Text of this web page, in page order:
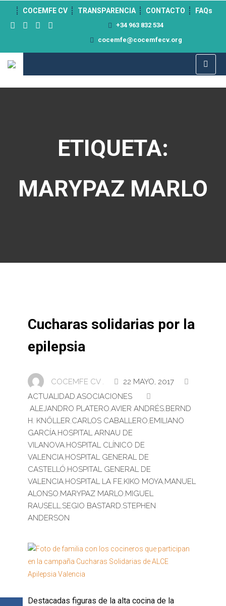
COCEMFE CV TRANSPARENCIA CONTACTO FAQs
+34 963 832 534
cocemfe@cocemfecv.org
ETIQUETA:
MARYPAZ MARLO
Cucharas solidarias por la
epilepsia
COCEMFE CV .
22 MAYO, 2017
ACTUALIDAD,ASOCIACIONES
ALEJANDRO PLATERO,AVIER ANDRÉS,BERND
H. KNÖLLER,CARLOS CABALLERO,EMILIANO
GARCÍA,HOSPITAL ARNAU DE
VILANOVA,HOSPITAL CLÍNICO DE
VALENCIA,HOSPITAL GENERAL DE
CASTELLÓ,HOSPITAL GENERAL DE
VALENCIA,HOSPITAL LA FE,KIKO MOYA,MANUEL
ALONSO,MARYPAZ MARLO,MIGUEL
RAUSELL,SEGIO BASTARD,STEPHEN
ANDERSON
Destacadas figuras de la alta cocina de la